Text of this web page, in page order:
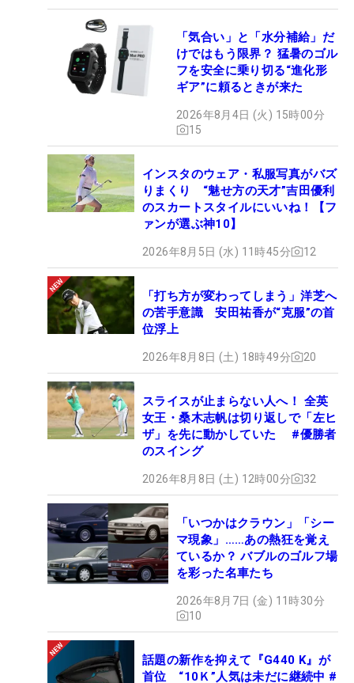
「気合い」と「水分補給」だ
けではもう限界？ 猛暑のゴル
フを安全に乗り切る“進化形
ギア”に頼るときが来た
2026年8月4日 (火) 15時00分
15
インスタのウェア・私服写真がバズ
りまくり “魅せ方の天才”吉田優利
のスカートスタイルにいいね！【フ
ァンが選ぶ神10】
2026年8月5日 (水) 11時45分 12
「打ち方が変わってしまう」洋芝へ
の苦手意識 安田祐香が“克服”の首
位浮上
2026年8月8日 (土) 18時49分 20
スライスが止まらない人へ！ 全英
女王・桑木志帆は切り返しで「左ヒ
ザ」を先に動かしていた #優勝者
のスイング
2026年8月8日 (土) 12時00分 32
「いつかはクラウン」「シー
マ現象」……あの熱狂を覚え
ているか？ バブルのゴルフ場
を彩った名車たち
2026年8月7日 (金) 11時30分
10
話題の新作を抑えて『G440 K』が
首位 “10Ｋ”人気は未だに継続中 #